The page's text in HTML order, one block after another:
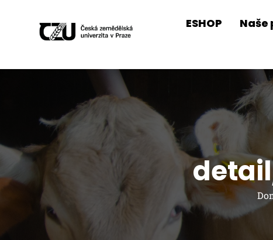
ESHOP Naše